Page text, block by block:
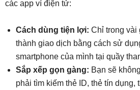
các app ví điện tử:
Cách dùng tiện lợi: Chỉ trong vài
thành giao dịch bằng cách sử
smartphone của mình tại quầy
Sắp xếp gọn gàng: Bạn sẽ
phải tìm kiếm thẻ ID, thẻ tín dụng,